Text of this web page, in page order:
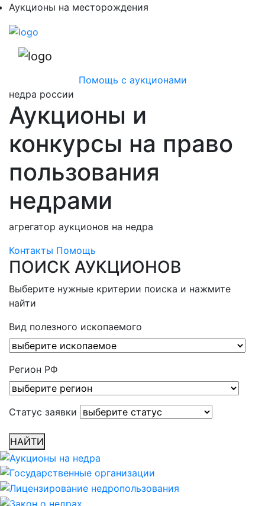
Аукционы на месторождения
Помощь с аукционами
недра россии
Аукционы и
конкурсы на право
пользования
недрами
агрегатор аукционов на недра
Контакты Помощь
ПОИСК АУКЦИОНОВ
Выберите нужные критерии поиска и нажмите
найти
Вид полезного ископаемого
Регион РФ
Статус заявки
НАЙТИ